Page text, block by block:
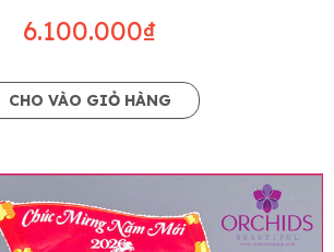
6.100.000₫
CHO VÀO GIỎ HÀNG